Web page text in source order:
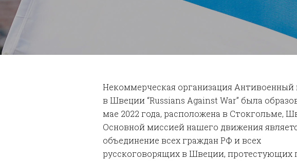
Некоммерческая организация Антивоенный
в Швеции “Russians Against War” была
мае 2022 года, расположена в Стокгольме,
Основной миссией нашего движения
объединение всех граждан РФ и всех
русскоговорящих в Швеции, протестующих